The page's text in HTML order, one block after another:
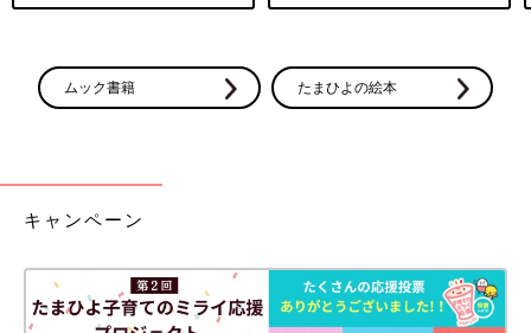
・白湯
・背中トントン
この中で期待しているのはドライヤー音とおしりボスボス。
ドライヤー音は前から長男の眠気を誘ってくれるありがたい音な
ので、今回はアプリで導入することにしました。
ムック書籍 たまひよの絵本
キャンペーン